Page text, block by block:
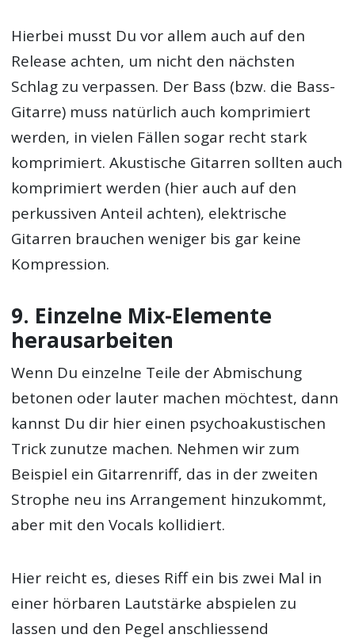
Hierbei musst Du vor allem auch auf den
Release achten, um nicht den nächsten
Schlag zu verpassen. Der Bass (bzw. die Bass-
Gitarre) muss natürlich auch komprimiert
werden, in vielen Fällen sogar recht stark
komprimiert. Akustische Gitarren sollten auch
komprimiert werden (hier auch auf den
perkussiven Anteil achten), elektrische
Gitarren brauchen weniger bis gar keine
Kompression.
9. Einzelne Mix-Elemente
herausarbeiten
Wenn Du einzelne Teile der Abmischung
betonen oder lauter machen möchtest, dann
kannst Du dir hier einen psychoakustischen
Trick zunutze machen. Nehmen wir zum
Beispiel ein Gitarrenriff, das in der zweiten
Strophe neu ins Arrangement hinzukommt,
aber mit den Vocals kollidiert.
Hier reicht es, dieses Riff ein bis zwei Mal in
einer hörbaren Lautstärke abspielen zu
lassen und den Pegel anschliessend